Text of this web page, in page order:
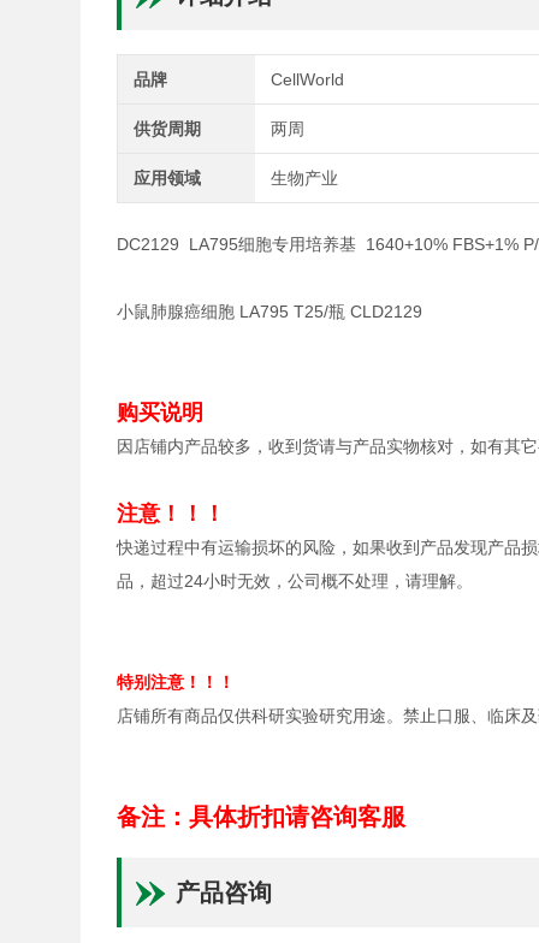
品牌 CellWorld
供货周期 两周
应用领域 生物产业
DC2129 LA795细胞专用培养基 1640+10% FBS+1%
小鼠肺腺癌细胞 LA795 T25/瓶 CLD2129
购买说明
因店铺内产品较多，收到货请与产品实物核对，如有其
注意！！！
快递过程中有运输损坏的风险，如果收到产品发现产品
品，超过24小时无效，公司概不处理，请理解。
特别注意！！！
店铺所有商品仅供科研实验研究用途。禁止口服、临床
备注：具体折扣请咨询客服
产品咨询